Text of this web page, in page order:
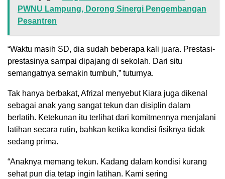
PWNU Lampung, Dorong Sinergi Pengembangan
Pesantren
“Waktu masih SD, dia sudah beberapa kali juara. Prestasi-
prestasinya sampai dipajang di sekolah. Dari situ
semangatnya semakin tumbuh,” tuturnya.
Tak hanya berbakat, Afrizal menyebut Kiara juga dikenal
sebagai anak yang sangat tekun dan disiplin dalam
berlatih. Ketekunan itu terlihat dari komitmennya menjalani
latihan secara rutin, bahkan ketika kondisi fisiknya tidak
sedang prima.
“Anaknya memang tekun. Kadang dalam kondisi kurang
sehat pun dia tetap ingin latihan. Kami sering